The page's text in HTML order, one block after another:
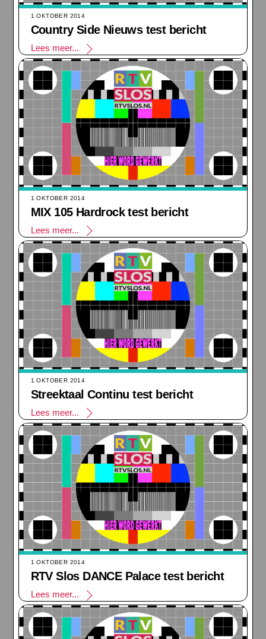
1 OKTOBER 2014
Country Side Nieuws test bericht
Lees meer...
1 OKTOBER 2014
MIX 105 Hardrock test bericht
Lees meer...
1 OKTOBER 2014
Streektaal Continu test bericht
Lees meer...
1 OKTOBER 2014
RTV Slos DANCE Palace test bericht
Lees meer...